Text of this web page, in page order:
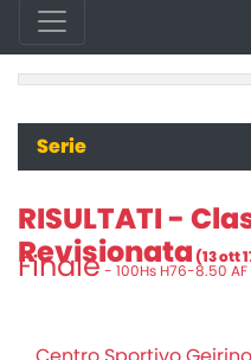
Serie
RISULTATI -
Revisionata (13 ott
Finale - 100Hs H76-8.50 AF